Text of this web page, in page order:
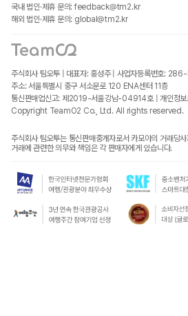
국내 법인·제휴 문의: feedback@tm2.kr
해외 법인·제휴 문의: global@tm2.kr
주식회사 팀오투 | 대표자: 홍성주 | 사업자등록번호:
주소: 서울특별시 중구 서소문로 120 ENA센터 11층
통신판매업신고: 제2019-서울강남-04914호 | 개인정보
Copyright TeamO2 Co., Ltd. All rights reserved.
주식회사 팀오투는 통신판매중개자로서 카모아의 거래당
거래에 관련한 의무와 책임은 각 판매자에게 있습니다.